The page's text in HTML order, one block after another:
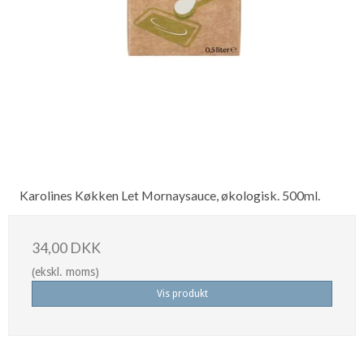
Karolines Køkken Let Mornaysauce, økologisk. 500ml.
34,00 DKK
(ekskl. moms)
Vis produkt